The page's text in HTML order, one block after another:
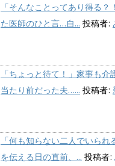
「そんなことってあり得る
た医師のひと言…自... 投稿者:
「ちょっと待て！」家事も
当たり前だった夫…... 投稿者:
「何も知らない二人でいら
を伝える日の直前、... 投稿者: